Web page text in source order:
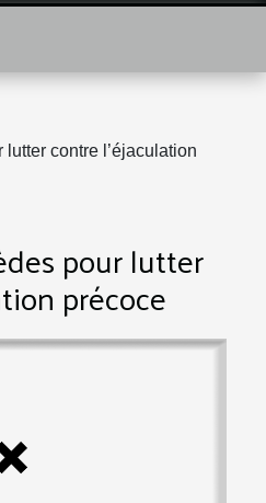
contre l’éjaculation
pour lutter
précoce